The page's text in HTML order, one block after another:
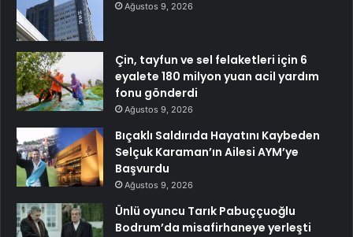
Ağustos 9, 2026
Çin, tayfun ve sel felaketleri için 6
eyalete 180 milyon yuan acil yardım
fonu gönderdi
Ağustos 9, 2026
Bıçaklı Saldırıda Hayatını Kaybeden
Selçuk Karaman’ın Ailesi AYM’ye
Başvurdu
Ağustos 9, 2026
Ünlü oyuncu Tarık Pabuççuoğlu
Bodrum’da misafirhaneye yerleşti